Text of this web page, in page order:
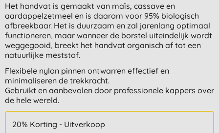
Het handvat is gemaakt van maïs, cassave en
aardappelzetmeel en is daarom voor 95% biologisch
afbreekbaar. Het is duurzaam en zal jarenlang optimaal
functioneren, maar wanneer de borstel uiteindelijk wordt
weggegooid, breekt het handvat organisch af tot een
natuurlijke meststof.
Flexibele nylon pinnen ontwarren effectief en
minimaliseren de trekkracht.
Gebruikt en aanbevolen door professionele kappers over
de hele wereld.
20% Korting - Uitverkoop